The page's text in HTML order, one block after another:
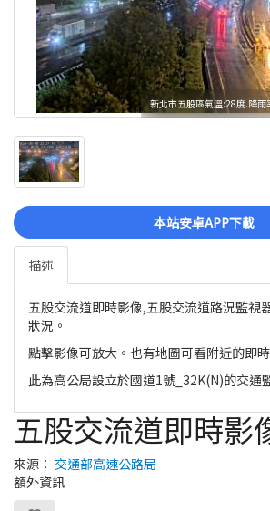
新北市五股區氣溫:28度.降
本站安卓APP下載
描述
五股交流道即時影像,五股交流道路況監視
狀況。
點擊影像可放大。也有地圖可看附近的即時
此為高公局設立於國道1號_32K(N)的交通
五股交流道即時影
來源： 交通部高速公路局
額外資訊